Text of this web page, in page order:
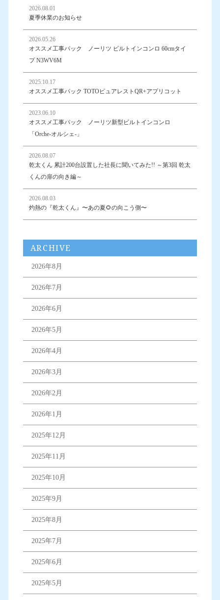
2026.08.01
夏季休業のお知らせ
2026.05.26
オススメ工事パック ノーリツ ビルトインコンロ 60cmタイ
プ N3WV6M
2025.10.17
オススメ工事パック TOTOピュアレストQR+アプリコット
2023.06.10
オススメ工事パック ノーリツ新型ビルトインコンロ
「Orche-オルシェ-」
2026.08.07
乾太くん 累計200台設置した社長に聞いてみた!! ～第3回 乾太
くんの扉の向き編～
2026.08.03
灼熱の『乾太くん』〜あの夏🌻の向こう側〜
ARCHIVE
2026年8月
2026年7月
2026年6月
2026年5月
2026年4月
2026年3月
2026年2月
2026年1月
2025年12月
2025年11月
2025年10月
2025年9月
2025年8月
2025年7月
2025年6月
2025年5月